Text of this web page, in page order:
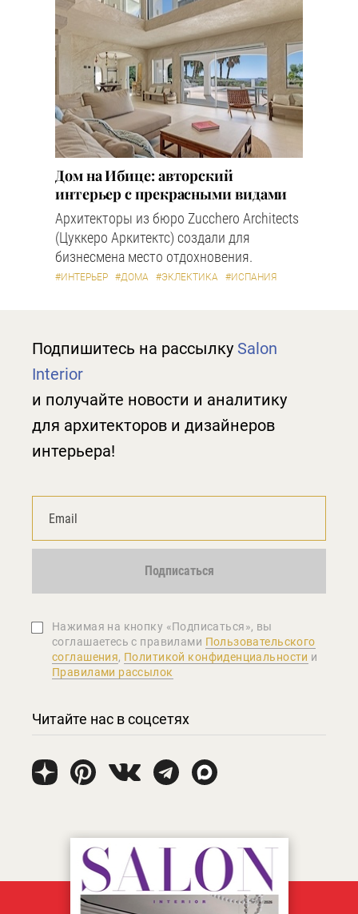
Дом на Ибице: авторский
интерьер с прекрасными видами
Архитекторы из бюро Zucchero Architects
(Цуккеро Аркитектс) создали для
бизнесмена место отдохновения.
#ИНТЕРЬЕР #ДОМА #ЭКЛЕКТИКА #ИСПАНИЯ
Подпишитесь на рассылку Salon
Interior
и получайте новости и аналитику
для архитекторов и дизайнеров
интерьера!
Подписаться
Нажимая на кнопку «Подписаться», вы
соглашаетеcь с правилами Пользовательского
соглашения, Политикой конфиденциальности и
Правилами рассылок
Читайте нас в соцсетях